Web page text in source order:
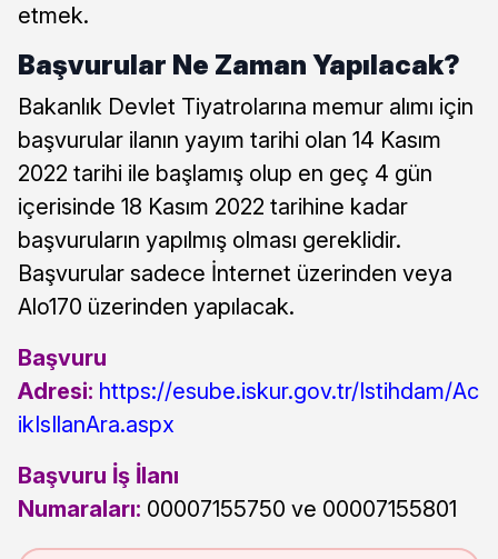
etmek.
Başvurular Ne Zaman Yapılacak?
Bakanlık Devlet Tiyatrolarına memur alımı için
başvurular ilanın yayım tarihi olan 14 Kasım
2022 tarihi ile başlamış olup en geç 4 gün
içerisinde 18 Kasım 2022 tarihine kadar
başvuruların yapılmış olması gereklidir.
Başvurular sadece İnternet üzerinden veya
Alo170 üzerinden yapılacak.
Başvuru
Adresi: https://esube.iskur.gov.tr/Istihdam/Ac
ikIsIlanAra.aspx
Başvuru İş İlanı
Numaraları: 00007155750 ve 00007155801